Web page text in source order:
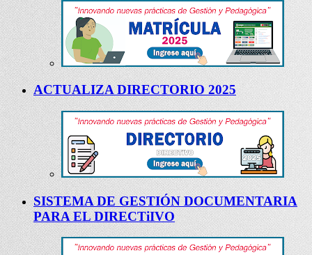
ACTUALIZA DIRECTORIO 2025
SISTEMA DE GESTIÓN DOCUMENTARIA
PARA EL DIRECTiIVO